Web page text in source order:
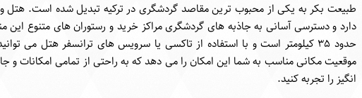
طبیعت بکر به یکی از محبوب ترین مقاصد گردشگری در ترکیه تبدیل شده است. هتل
دارد و دسترسی آسانی به جاذبه های گردشگری مراکز خرید و رستوران های متنوع این
حدود ۳۵ کیلومتر است و با استفاده از تاکسی یا سرویس های ترانسفر هتل می
موقعیت مکانی مناسب به شما این امکان را می دهد که به راحتی از تمامی امکانات و
انگیز را تجربه کنید.